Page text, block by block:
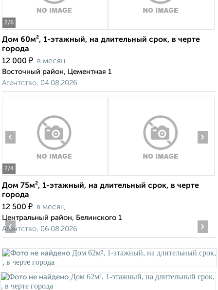
2/6
Дом 60м², 1-этажный, на длительный срок, в черте
города
12 000 ₽ в месяц
Восточный район, Цементная 1
Агентство, 04.08.2026
2/4
‹ ›
Дом 75м², 1-этажный, на длительный срок, в черте
города
12 500 ₽ в месяц
Центральный район, Белинского 1
Агентство, 06.08.2026
‹ ›